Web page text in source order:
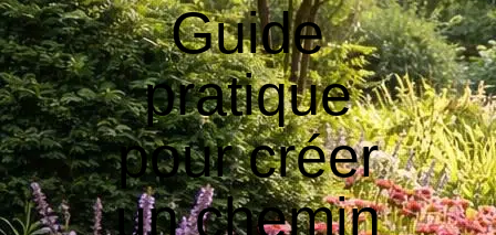
Guide
pratique
pour créer
un chemin